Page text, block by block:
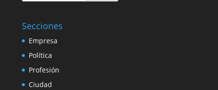
Secciones
Empresa
Política
Profesión
Ciudad